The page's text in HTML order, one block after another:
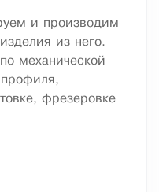
и производим
из него.
механической
фрезеровке